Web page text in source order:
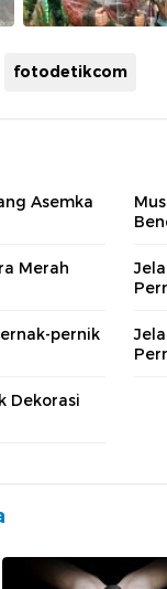
fotodetikcom
Asemka
Merah
pernik
Dekorasi